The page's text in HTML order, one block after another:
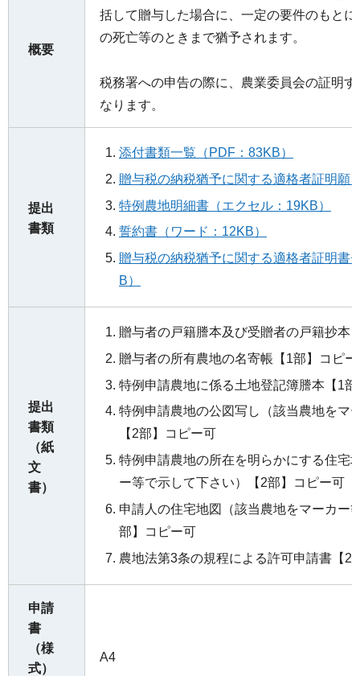
概要
括して贈与した場合に、一定の要件のもと
の死亡等のときまで猶予されます。
税務署への申告の際に、農業委員会の証明
なります。
提出
書類
添付書類一覧（PDF：83KB）
贈与税の納税猶予に関する適格者証明願
特例農地明細書（エクセル：19KB）
誓約書（ワード：12KB）
贈与税の納税猶予に関する適格者証明書
B）
提出
書類
（紙
文
書）
贈与者の戸籍謄本及び受贈者の戸籍抄本
贈与者の所有農地の名寄帳【1部】コピー
特例申請農地に係る土地登記簿謄本【1
特例申請農地の公図写し（該当農地をマ
【2部】コピー可
特例申請農地の所在を明らかにする住宅
ー等で示して下さい）【2部】コピー可
申請人の住宅地図（該当農地をマーカー
部】コピー可
農地法第3条の規程による許可申請書【2
申請
書
（様
式）
A4